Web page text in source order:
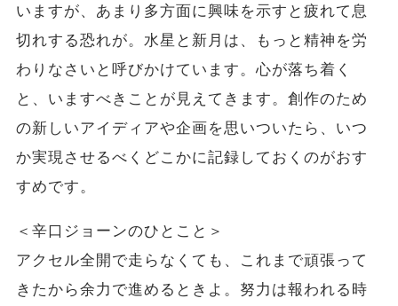
いますが、あまり多方面に興味を示すと疲れて息
切れする恐れが。水星と新月は、もっと精神を労
わりなさいと呼びかけています。心が落ち着く
と、いますべきことが見えてきます。創作のため
の新しいアイディアや企画を思いついたら、いつ
か実現させるべくどこかに記録しておくのがおす
すめです。
＜辛口ジョーンのひとこと＞
アクセル全開で走らなくても、これまで頑張って
きたから余力で進めるときよ。努力は報われる時